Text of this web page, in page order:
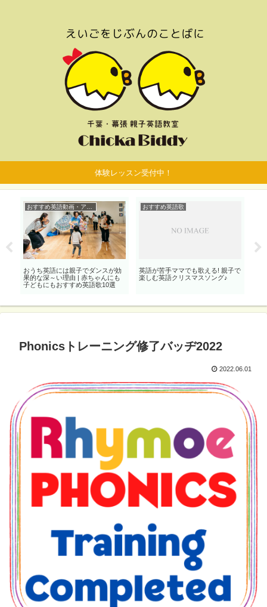
体験レッスン受付中！
おうち英語には親子でダンスが効
果的な深～い理由 | 赤ちゃんにも
子どもにもおすすめ英語歌10選
おすすめ英語歌
英語が苦手ママでも歌える! 親子で
楽しむ英語クリスマスソング♪
Phonicsトレーニング修了バッヂ2022
2022.06.01